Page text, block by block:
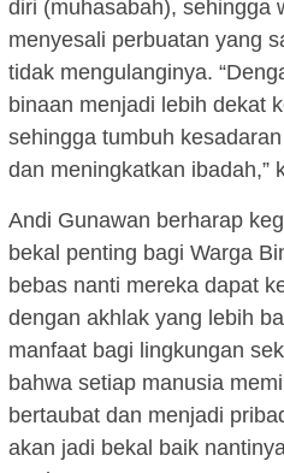
diri (muhasabah), sehingga
menyesali perbuatan yang
tidak mengulanginya.
binaan menjadi lebih dekat
sehingga tumbuh
dan meningkatkan ibadah,”
Andi Gunawan berharap
bekal penting bagi Warga
bebas nanti mereka dapat
dengan akhlak yang lebih
manfaat bagi lingkungan
bahwa setiap manusia
bertaubat dan menjadi
akan jadi bekal baik